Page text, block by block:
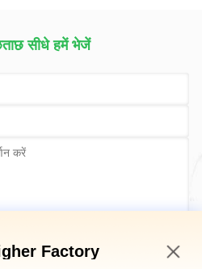
सीधे हमें भेजें
करेंFactory